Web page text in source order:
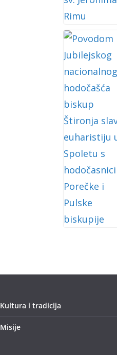
Kultura i tradicija
Misije